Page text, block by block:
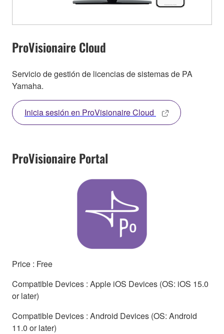
ProVisionaire Cloud
Servicio de gestión de licencias de sistemas de PA
Yamaha.
Inicia sesión en ProVisionaire Cloud
ProVisionaire Portal
Price : Free
Compatible Devices : Apple iOS Devices (OS: iOS 15.0
or later)
Compatible Devices : Android Devices (OS: Android
11.0 or later)